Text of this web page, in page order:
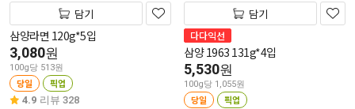
담기
삼양라면 120g*5입
3,080원
100g당 513원
당일 픽업
4.9 리뷰 328
담기
다다익선
삼양 1963 131g*4입
5,530원
100g당 1,055원
당일 픽업